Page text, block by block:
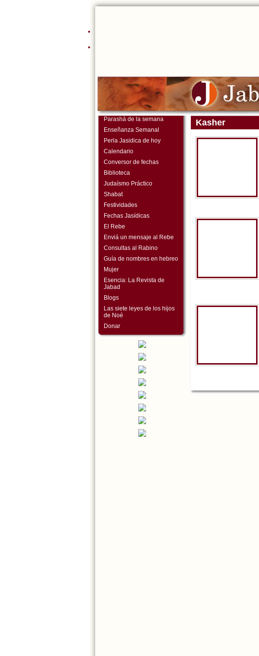
Kasher
Parashá de la semana
Enseñanza Semanal
Perla Jasidica de hoy
Calendario
Conversor de fechas
Biblioteca
Judaísmo Práctico
Shabat
Festividades
Fechas Jasídicas
El Rebe
Enviá un mensaje al Rebe
Consultas al Rabino
Guía de nombres en hebreo
Mujer
Esencia: La Revista de
Jabad
Blogs
Las siete leyes de los hijos
de Noé
Donar